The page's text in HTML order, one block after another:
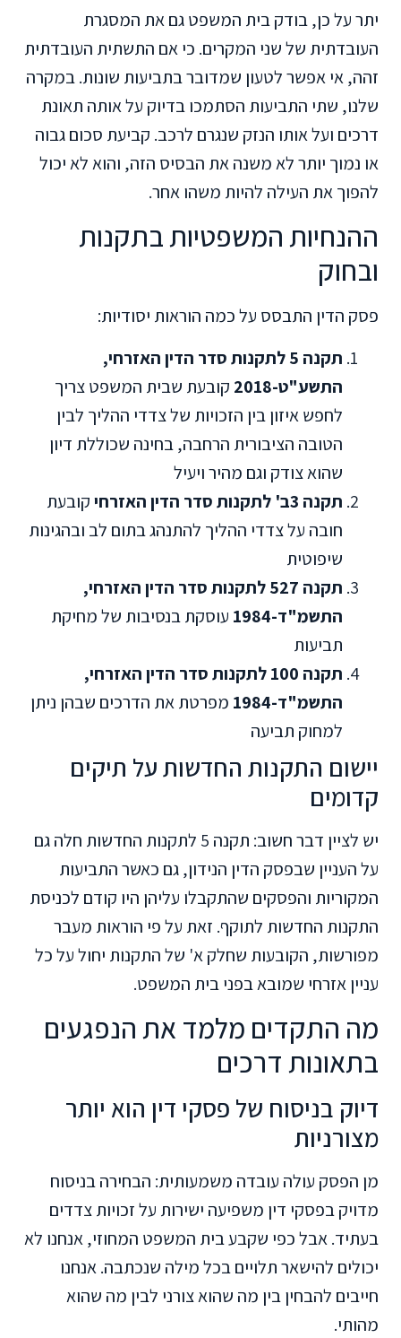
יתר על כן, בודק בית המשפט גם את המסגרת
העובדתית של שני המקרים. כי אם התשתית העובדתית
זהה, אי אפשר לטעון שמדובר בתביעות שונות. במקרה
שלנו, שתי התביעות הסתמכו בדיוק על אותה תאונת
דרכים ועל אותו הנזק שנגרם לרכב. קביעת סכום גבוה
או נמוך יותר לא משנה את הבסיס הזה, והוא לא יכול
להפוך את העילה להיות משהו אחר.
ההנחיות המשפטיות בתקנות
ובחוק
פסק הדין התבסס על כמה הוראות יסודיות:
תקנה 5 לתקנות סדר הדין האזרחי,
התשע"ט-2018
קובעת שבית המשפט צריך
לחפש איזון בין הזכויות של צדדי ההליך לבין
הטובה הציבורית הרחבה, בחינה שכוללת דיון
שהוא צודק וגם מהיר ויעיל
תקנה 3ב' לתקנות סדר הדין האזרחי
קובעת
חובה על צדדי ההליך להתנהג בתום לב ובהגינות
שיפוטית
תקנה 527 לתקנות סדר הדין האזרחי,
התשמ"ד-1984
עוסקת בנסיבות של מחיקת
תביעות
תקנה 100 לתקנות סדר הדין האזרחי,
התשמ"ד-1984
מפרטת את הדרכים שבהן ניתן
למחוק תביעה
יישום התקנות החדשות על תיקים
קדומים
יש לציין דבר חשוב: תקנה 5 לתקנות החדשות חלה גם
על העניין שבפסק הדין הנידון, גם כאשר התביעות
המקוריות והפסקים שהתקבלו עליהן היו קודם לכניסת
התקנות החדשות לתוקף. זאת על פי הוראות מעבר
מפורשות, הקובעות שחלק א' של התקנות יחול על כל
עניין אזרחי שמובא בפני בית המשפט.
מה התקדים מלמד את הנפגעים
בתאונות דרכים
דיוק בניסוח של פסקי דין הוא יותר
מצורניות
מן הפסק עולה עובדה משמעותית: הבחירה בניסוח
מדויק בפסקי דין משפיעה ישירות על זכויות צדדים
בעתיד. אבל כפי שקבע בית המשפט המחוזי, אנחנו לא
יכולים להישאר תלויים בכל מילה שנכתבה. אנחנו
חייבים להבחין בין מה שהוא צורני לבין מה שהוא
מהותי.